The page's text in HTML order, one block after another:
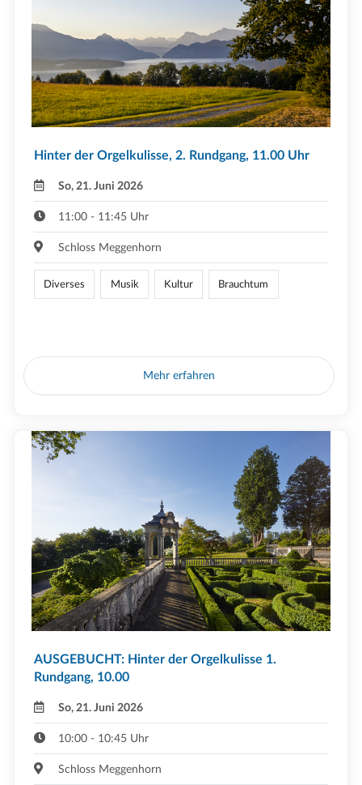
Hinter der Orgelkulisse, 2. Rundgang, 11.00 Uhr
So, 21. Juni 2026
11:00 - 11:45 Uhr
Schloss Meggenhorn
Diverses Musik Kultur Brauchtum
Mehr erfahren
AUSGEBUCHT: Hinter der Orgelkulisse 1.
Rundgang, 10.00
So, 21. Juni 2026
10:00 - 10:45 Uhr
Schloss Meggenhorn